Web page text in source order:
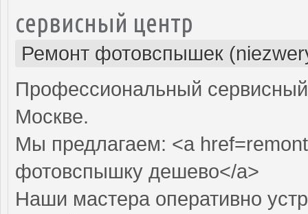
сервисный центр
Ремонт фотовспышек
Профессиональный
Москве.
Мы предлагаем: <a
фотовспышку дешево</a>
Наши мастера оперативно